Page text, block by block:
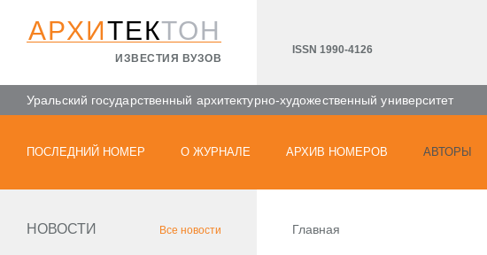
АРХИТЕКТОН
ИЗВЕСТИЯ ВУЗОВ
ISSN 1990-4126
Уральский государственный архитектурно-художественный университет
ПОСЛЕДНИЙ НОМЕР О ЖУРНАЛЕ АРХИВ НОМЕРОВ АВТОРЫ
НОВОСТИ Все новости Главная